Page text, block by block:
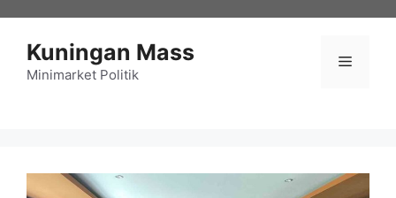
Kuningan Mass
Minimarket Politik
Menu